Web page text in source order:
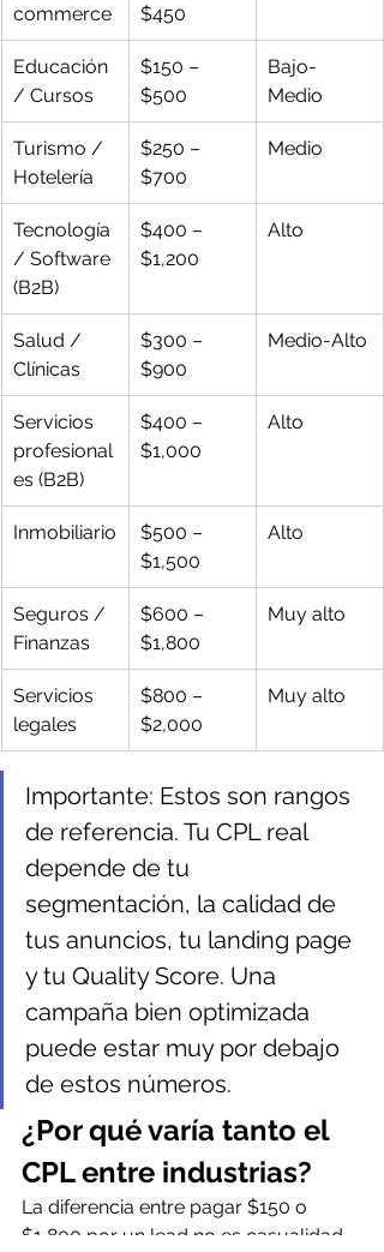
commerce
$450
Educación
/ Cursos
$150 –
$500
Bajo-
Medio
Turismo /
Hotelería
$250 –
$700
Medio
Tecnología
/ Software
(B2B)
$400 –
$1,200
Alto
Salud /
Clínicas
$300 –
$900
Medio-Alto
Servicios
profesional
es (B2B)
$400 –
$1,000
Alto
Inmobiliario
$500 –
$1,500
Alto
Seguros /
Finanzas
$600 –
$1,800
Muy alto
Servicios
legales
$800 –
$2,000
Muy alto
Importante: Estos son rangos
de referencia. Tu CPL real
depende de tu
segmentación, la calidad de
tus anuncios, tu landing page
y tu Quality Score. Una
campaña bien optimizada
puede estar muy por debajo
de estos números.
¿Por qué varía tanto el
CPL entre industrias?
La diferencia entre pagar $150 o
$1,800 por un lead no es casualidad.